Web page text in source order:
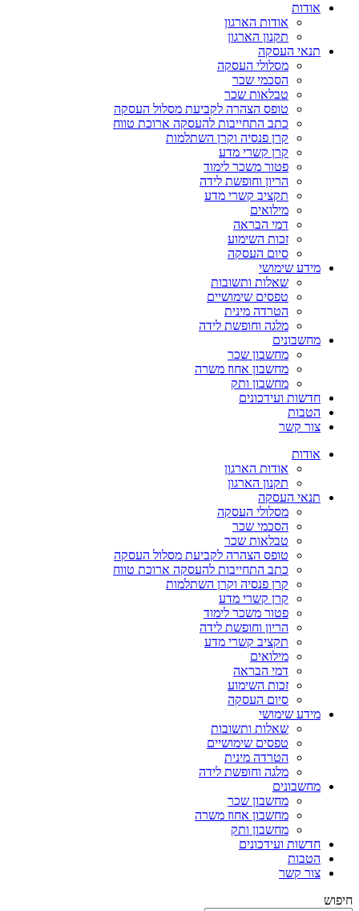
אודות
אודות הארגון
תקנון הארגון
תנאי העסקה
מסלולי העסקה
הסכמי שכר
טבלאות שכר
טופס הצהרה לקביעת מסלול העסקה
כתב התחייבות להעסקה ארוכת טווח
קרן פנסיה וקרן השתלמות
קרן קשרי מדע
פטור משכר לימוד
הריון וחופשת לידה
תקציב קשרי מדע
מילואים
דמי הבראה
זכות השימוע
סיום העסקה
מידע שימושי
שאלות ותשובות
טפסים שימושיים
הטרדה מינית
מלגה וחופשת לידה
מחשבונים
מחשבון שכר
מחשבון אחוז משרה
מחשבון ותק
חדשות ועידכונים
הטבות
צור קשר
אודות
אודות הארגון
תקנון הארגון
תנאי העסקה
מסלולי העסקה
הסכמי שכר
טבלאות שכר
טופס הצהרה לקביעת מסלול העסקה
כתב התחייבות להעסקה ארוכת טווח
קרן פנסיה וקרן השתלמות
קרן קשרי מדע
פטור משכר לימוד
הריון וחופשת לידה
תקציב קשרי מדע
מילואים
דמי הבראה
זכות השימוע
סיום העסקה
מידע שימושי
שאלות ותשובות
טפסים שימושיים
הטרדה מינית
מלגה וחופשת לידה
מחשבונים
מחשבון שכר
מחשבון אחוז משרה
מחשבון ותק
חדשות ועידכונים
הטבות
צור קשר
חיפוש